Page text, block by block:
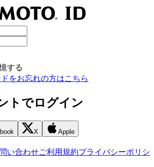
する
をお忘れの方はこちら
トでログイン
X Apple
い合わせご利用規約プライバシーポリシ